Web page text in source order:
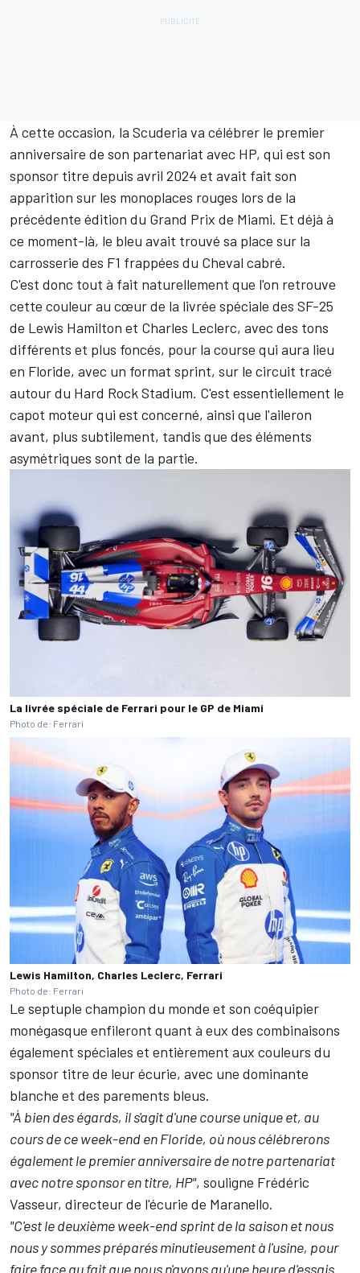
À cette occasion, la Scuderia va célébrer le premier
anniversaire de son partenariat avec HP, qui est son
sponsor titre depuis avril 2024 et avait fait son
apparition sur les monoplaces rouges lors de la
précédente édition du Grand Prix de Miami. Et déjà à
ce moment-là, le bleu avait trouvé sa place sur la
carrosserie des F1 frappées du Cheval cabré.
C'est donc tout à fait naturellement que l'on retrouve
cette couleur au cœur de la livrée spéciale des SF-25
de Lewis Hamilton et Charles Leclerc, avec des tons
différents et plus foncés, pour la course qui aura lieu
en Floride, avec un format sprint, sur le circuit tracé
autour du Hard Rock Stadium. C'est essentiellement le
capot moteur qui est concerné, ainsi que l'aileron
avant, plus subtilement, tandis que des éléments
asymétriques sont de la partie.
La livrée spéciale de Ferrari pour le GP de Miami
Photo de: Ferrari
Lewis Hamilton, Charles Leclerc, Ferrari
Photo de: Ferrari
Le septuple champion du monde et son coéquipier
monégasque enfileront quant à eux des combinaisons
également spéciales et entièrement aux couleurs du
sponsor titre de leur écurie, avec une dominante
blanche et des parements bleus.
"À bien des égards, il s'agit d'une course unique et, au
cours de ce week-end en Floride, où nous célébrerons
également le premier anniversaire de notre partenariat
avec notre sponsor en titre, HP", souligne Frédéric
Vasseur, directeur de l'écurie de Maranello.
"C'est le deuxième week-end sprint de la saison et nous
nous y sommes préparés minutieusement à l'usine, pour
faire face au fait que nous n'avons qu'une heure d'essais